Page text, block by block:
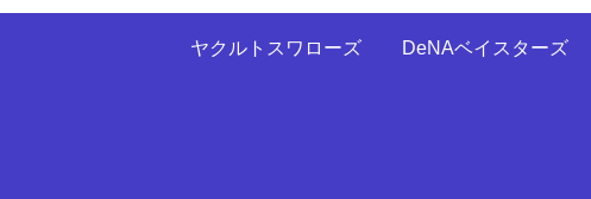
ヤクルトスワローズ DeNAベイスターズ